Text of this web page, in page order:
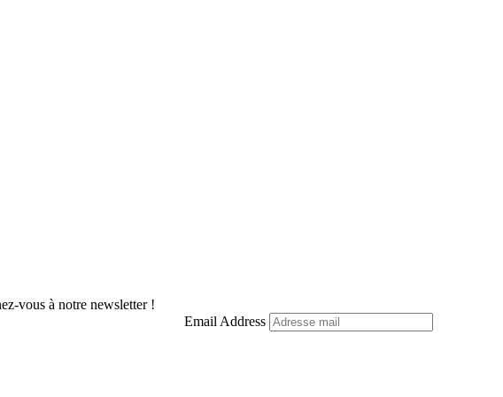
vous à notre newsletter !
Email Address